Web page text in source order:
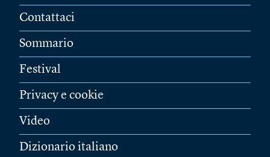
Contattaci
Sommario
Festival
Privacy e cookie
Video
Dizionario italiano